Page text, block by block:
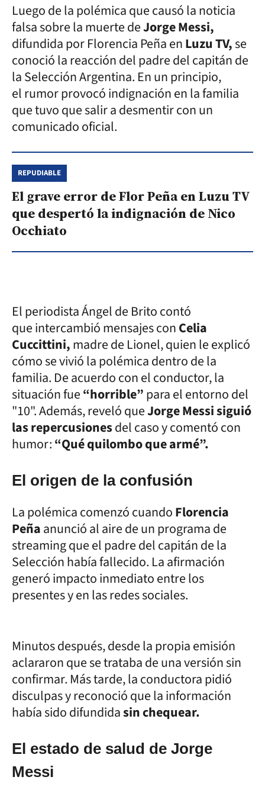
Luego de la polémica que causó la noticia
falsa sobre la muerte deJorge Messi,
difundida por Florencia Peña enLuzu TV,se
conoció la reacción del padre del capitán de
la Selección Argentina. En un principio,
el rumor provocó indignación en la familia
que tuvo que salir a desmentir con un
comunicado oficial.
REPUDIABLE
El grave error de Flor Peña en Luzu TV
que despertó la indignación de Nico
Occhiato
El periodista Ángel de Brito contó
que intercambió mensajes conCelia
Cuccittini,madre de Lionel, quien le explicó
cómo se vivió la polémica dentro de la
familia. De acuerdo con el conductor, la
situación fue“horrible”para el entorno del
"10". Además, reveló queJorge Messi siguió
las repercusionesdel caso y comentó con
humor:“Qué quilombo que armé”.
El origen de la confusión
La polémica comenzó cuandoFlorencia
Peñaanunció al aire de un programa de
streaming que el padre del capitán de la
Selección había fallecido. La afirmación
generó impacto inmediato entre los
presentes y en las redes sociales.
Minutos después, desde la propia emisión
aclararon que se trataba de una versión sin
confirmar. Más tarde, la conductora pidió
disculpas y reconoció que la información
había sido difundidasin chequear.
El estado de salud de Jorge
Messi